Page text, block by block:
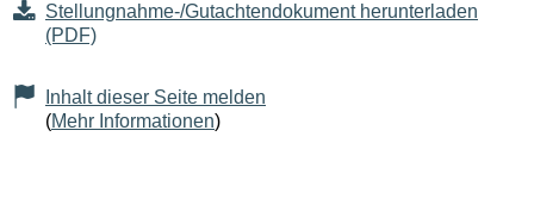
Stellungnahme-/Gutachtendokument herunterladen
(PDF)
Inhalt dieser Seite melden
(Mehr Informationen)